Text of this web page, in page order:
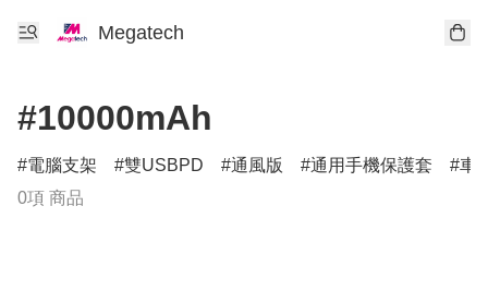
Megatech
#10000mAh
電腦支架 雙USBPD 通風版 通用手機保護套
車
0項 商品